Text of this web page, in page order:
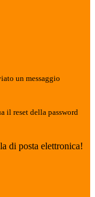
un messaggio
il reset della password
di posta elettronica!